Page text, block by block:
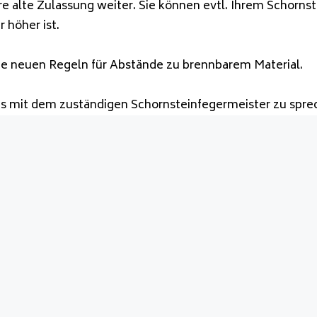
alte Zulassung weiter. Sie können evtl. Ihrem
höher ist.
Regeln für Abstände zu brennbarem Material.
mit dem zuständigen Schornsteinfegermeister zu